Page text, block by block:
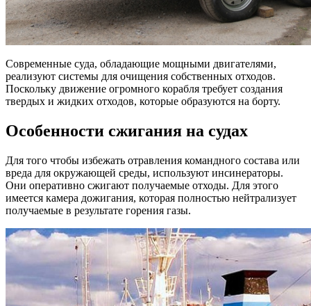
Современные суда, обладающие мощными двигателями,
реализуют системы для очищения собственных отходов.
Поскольку движение огромного корабля требует создания
твердых и жидких отходов, которые образуются на борту.
Особенности сжигания на судах
Для того чтобы избежать отравления командного состава или
вреда для окружающей среды, используют инсинераторы.
Они оперативно сжигают получаемые отходы. Для этого
имеется камера дожигания, которая полностью нейтрализует
получаемые в результате горения газы.